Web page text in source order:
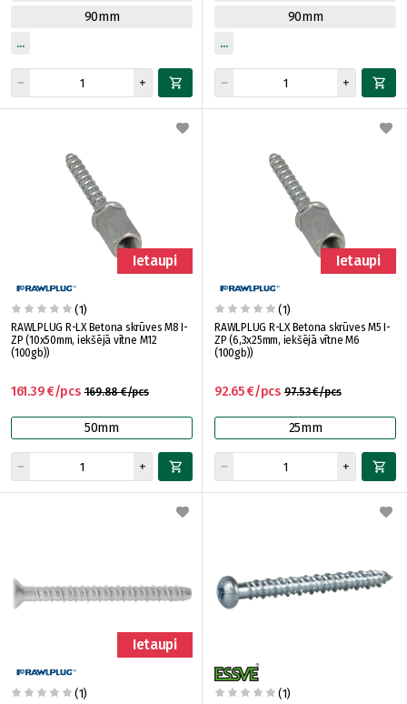
90mm
90mm
Ietaupi
(1)
RAWLPLUG R-LX Betona skrūves M8 I-
ZP (10x50mm, iekšējā vītne M12
(100gb))
169.88 €/pcs
161.39 €/pcs
50mm
Ietaupi
(1)
RAWLPLUG R-LX Betona skrūves M5 I-
ZP (6,3x25mm, iekšējā vītne M6
(100gb))
97.53 €/pcs
92.65 €/pcs
25mm
Ietaupi
(1) (1)